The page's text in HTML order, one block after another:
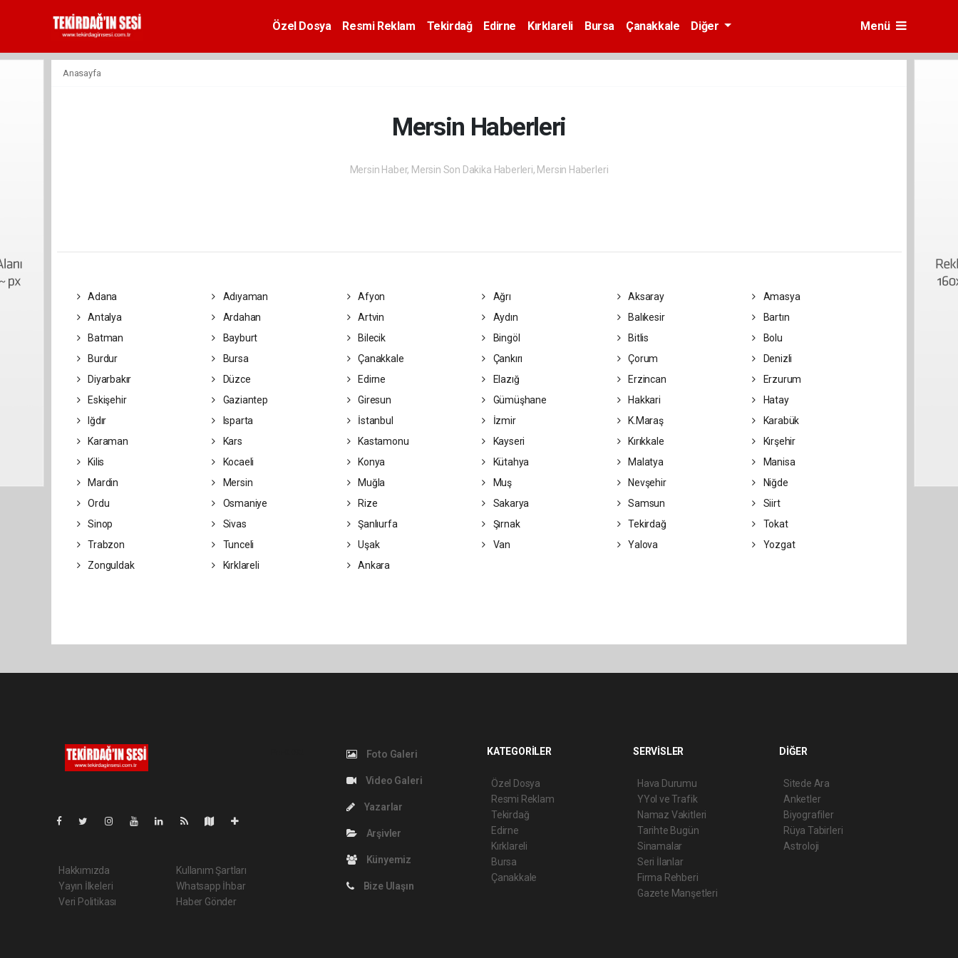
Özel Dosya Resmi Reklam Tekirdağ Edirne Kırklareli Bursa Çanakkale Diğer Menü
Anasayfa
Mersin Haberleri
Mersin Haber, Mersin Son Dakika Haberleri, Mersin Haberleri
Adana Adıyaman Afyon Ağrı Aksaray
Amasya
Antalya
Ardahan Artvin Aydın Balıkesir
Bartın
Batman
Bayburt Bilecik Bingöl Bitlis
Bolu
Burdur
Bursa Çanakkale Çankırı Çorum
Denizli
Diyarbakır
Düzce Edirne Elazığ Erzincan
Erzurum
Eskişehir
Gaziantep Giresun Gümüşhane Hakkari
Hatay
Iğdır
Isparta İstanbul İzmir K.Maraş
Karabük
Karaman
Kars Kastamonu Kayseri Kırıkkale
Kırşehir
Kilis
Kocaeli Konya Kütahya Malatya
Manisa
Mardin
Mersin Muğla Muş Nevşehir
Niğde
Ordu
Osmaniye Rize Sakarya Samsun
Siirt
Sinop
Sivas Şanlıurfa Şırnak Tekirdağ
Tokat
Trabzon
Tunceli Uşak Van Yalova
Yozgat
Zonguldak
Kırklareli Ankara
Hakkımızda
Yayın İlkeleri
Veri Politikası
Kullanım Şartları
Whatsapp İhbar
Haber Gönder
Foto Galeri
Video Galeri
Yazarlar
Arşivler
Künyemiz
Bize Ulaşın
KATEGORİLER
Özel Dosya
Resmi Reklam
Tekirdağ
Edirne
Kırklareli
Bursa
Çanakkale
SERVİSLER
Hava Durumu
YYol ve Trafik
Namaz Vakitleri
Tarihte Bugün
Sinamalar
Seri İlanlar
Firma Rehberi
Gazete Manşetleri
DİĞER
Sitede Ara
Anketler
Biyografiler
Rüya Tabirleri
Astroloji